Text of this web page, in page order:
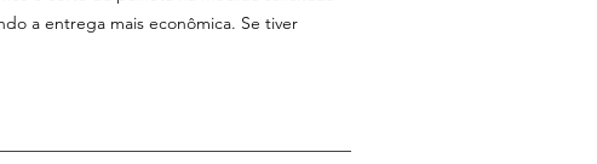
a entrega mais econômica. Se tiver